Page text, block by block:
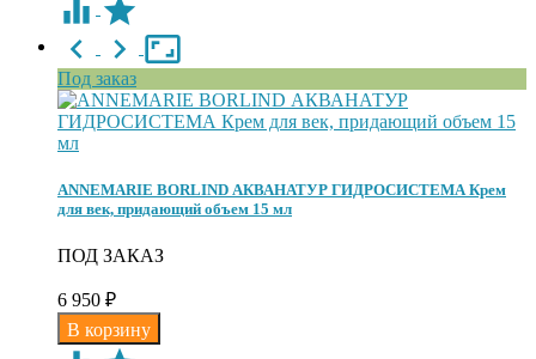
Под заказ
ANNEMARIE BORLIND АКВАНАТУР ГИДРОСИСТЕМА Крем
для век, придающий объем 15 мл
ПОД ЗАКАЗ
6 950 ₽